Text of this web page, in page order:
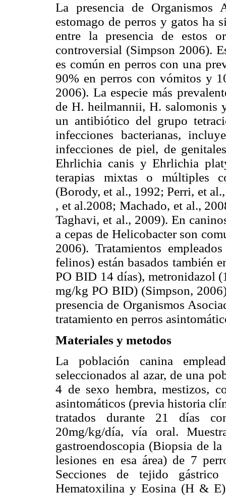
La presencia de Organismos
estomago de perros y gatos ha
entre la presencia de estos
controversial (Simpson 2006).
es común en perros con una
90% en perros con vómitos y
2006). La especie más
de H. heilmannii, H. salomonis
un antibiótico del grupo
infecciones bacterianas,
infecciones de piel, de
Ehrlichia canis y Ehrlichia
terapias mixtas o múltiples
(Borody, et al., 1992; Perri, et
, et al.2008; Machado, et al.,
Taghavi, et al., 2009). En
a cepas de Helicobacter son
2006). Tratamientos
felinos) están basados también
PO BID 14 días), metronidazol
mg/kg PO BID) (Simpson,
presencia de Organismos
tratamiento en perros
Materiales y metodos
La población canina
seleccionados al azar, de una
4 de sexo hembra, mestizos,
asintomáticos (previa historia
tratados durante 21 días
20mg/kg/día, vía oral.
gastroendoscopia (Biopsia de
lesiones en esa área) de 7
Secciones de tejido
Hematoxilina y Eosina (H &